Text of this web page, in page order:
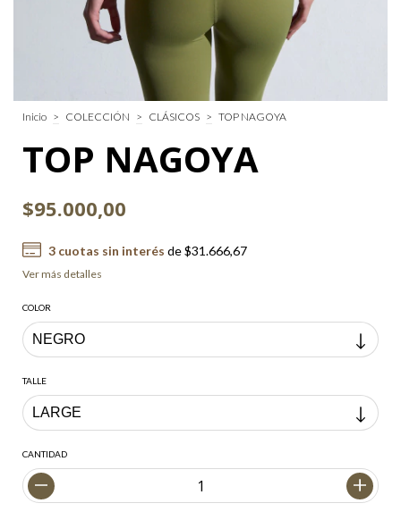
Inicio > COLECCIÓN > CLÁSICOS > TOP NAGOYA
TOP NAGOYA
$95.000,00
3cuotas sin interés de$31.666,67
Ver más detalles
COLOR
TALLE
CANTIDAD